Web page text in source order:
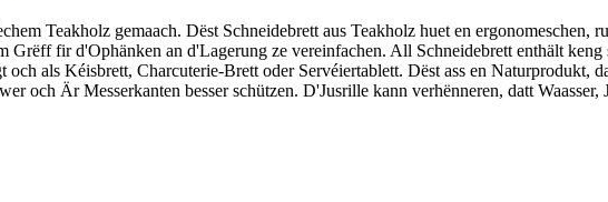
Teakholz gemaach. Dëst Schneidebrett aus Teakholz huet en ergonomeschen,
Grëff fir d'Ophänken an d'Lagerung ze vereinfachen. All Schneidebrett enthält
als Kéisbrett, Charcuterie-Brett oder Servéiertablett. Dëst ass en Naturprodukt,
och Är Messerkanten besser schützen. D'Jusrille kann verhënneren, datt Waasser,